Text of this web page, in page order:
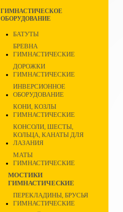
ГИМНАСТИЧЕСКОЕ
ОБОРУДОВАНИЕ
БАТУТЫ
БРЕВНА
ГИМНАСТИЧЕСКИЕ
ДОРОЖКИ
ГИМНАСТИЧЕСКИЕ
ИНВЕРСИОННОЕ
ОБОРУДОВАНИЕ
КОНИ, КОЗЛЫ
ГИМНАСТИЧЕСКИЕ
КОНСОЛИ, ШЕСТЫ,
КОЛЬЦА, КАНАТЫ ДЛЯ
ЛАЗАНИЯ
МАТЫ
ГИМНАСТИЧЕСКИЕ
МОСТИКИ
ГИМНАСТИЧЕСКИЕ
ПЕРЕКЛАДИНЫ, БРУСЬЯ
ГИМНАСТИЧЕСКИЕ